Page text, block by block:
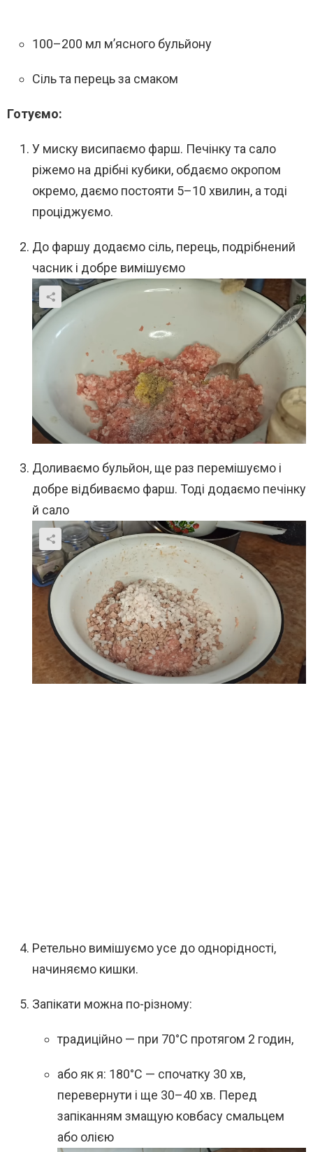
100–200 мл м’ясного бульйону
Сіль та перець за смаком
Готуємо:
У миску висипаємо фарш. Печінку та сало
ріжемо на дрібні кубики, обдаємо окропом
окремо, даємо постояти 5–10 хвилин, а тоді
проціджуємо.
До фаршу додаємо сіль, перець, подрібнений
часник і добре вимішуємо
Доливаємо бульйон, ще раз перемішуємо і
добре відбиваємо фарш. Тоді додаємо печінку
й сало
Ретельно вимішуємо усе до однорідності,
начиняємо кишки.
Запікати можна по-різному:
традиційно — при 70°C протягом 2 годин,
або як я: 180°C — спочатку 30 хв,
перевернути і ще 30–40 хв. Перед
запіканням змащую ковбасу смальцем
або олією